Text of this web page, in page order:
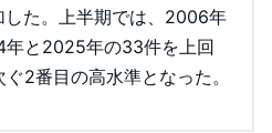
した。上半期では、2006年
と2025年の33件を上回
2番目の高水準となった。